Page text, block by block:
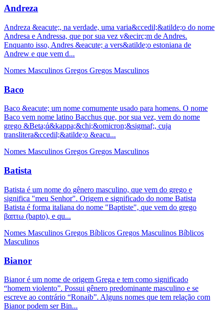
Andreza
Andreza &eacute;, na verdade, uma varia&ccedil;&atilde;o do nome
Andresa e Andressa, que por sua vez v&ecirc;m de Andres.
Enquanto isso, Andres &eacute; a vers&atilde;o estoniana de
Andrew e que vem d...
Nomes Masculinos Gregos Gregos Masculinos
Baco
Baco &eacute; um nome comumente usado para homens. O nome
Baco vem nome latino Bacchus que, por sua vez, vem do nome
grego &Beta;ά&kappa;&chi;&omicron;&sigmaf;, cuja
translitera&ccedil;&atilde;o &eacu...
Nomes Masculinos Gregos Gregos Masculinos
Batista
Batista é um nome do gênero masculino, que vem do grego e
significa "meu Senhor". Origem e significado do nome Batista
Batista é forma italiana do nome "Baptiste", que vem do grego
βαπτω (bapto), e qu...
Nomes Masculinos Gregos Bíblicos Gregos Masculinos Bíblicos
Masculinos
Bianor
Bianor é um nome de origem Grega e tem como significado
“homem violento”. Possui gênero predominante masculino e se
escreve ao contrário “Ronaib”. Alguns nomes que tem relação com
Bianor podem ser Bin...